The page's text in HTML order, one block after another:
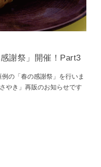
謝祭」開催！Part3
の「春の感謝祭」を行いま
やき」再販のお知らせです